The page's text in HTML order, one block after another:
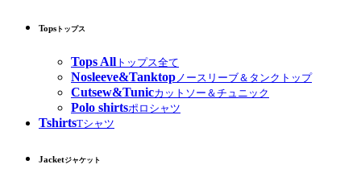
Tops トップス
Tops All トップス全て
Nosleeve&Tanktopノースリーブ＆タンクトップ
Cutsew&Tunicカットソー＆チュニック
Polo shirtsポロシャツ
TshirtsTシャツ
Jacketジャケット